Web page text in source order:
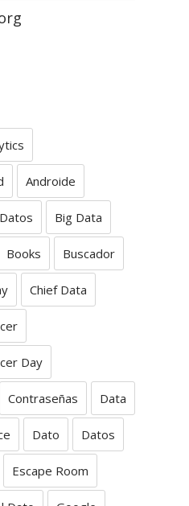
Androide
Big Data
Books Buscador
Chief Data
Day
Contraseñas Data
Dato Datos
Escape Room